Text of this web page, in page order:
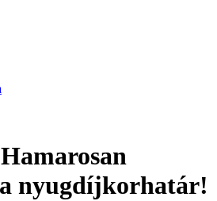
nyugdíjkorhatár!